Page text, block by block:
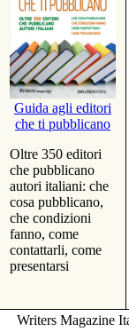
Guida agli editori
che ti pubblicano
Oltre 350 editori
che pubblicano
autori italiani: che
cosa pubblicano,
che condizioni
fanno, come
contattarli, come
presentarsi
Writers Magazine